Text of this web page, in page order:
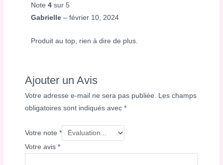
Note4 sur 5
Gabrielle– février 10, 2024
Produit au top, rien à dire de plus.
Ajouter un Avis
Votre adresse e-mail ne sera pas publiée. Les champs
obligatoires sont indiqués avec*
Votre note*
Votre avis*